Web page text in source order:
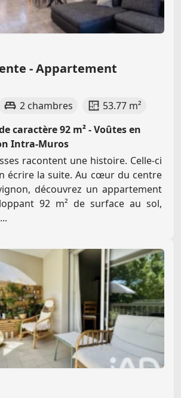
- Appartement
2 chambres
53.77 m²
caractère 92 m² - Voûtes en
Intra-Muros
racontent une histoire. Celle-ci
écrire la suite. Au cœur du centre
découvrez un appartement
92 m² de surface au sol,